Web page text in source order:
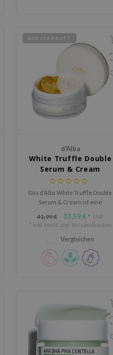
AUSVERKAUFT
d'Alba
White Truffle Double
Serum & Cream
Das d'Alba White Truffle Double
Serum & Cream ist eine
leichtes,
Serum mit einer reichhaltigen,
nährenden Creme kombiniert.
41,99 € 33,59 € * UVP
* Inkl. MwSt. zzgl. Versandkosten
Vergleichen